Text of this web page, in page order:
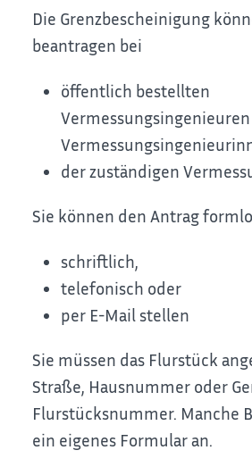
Die Grenzbescheinigung
beantragen bei
öffentlich bestellten
der zuständigen
Sie können den Antrag
schriftlich,
telefonisch oder
per E-Mail stellen
Sie müssen das Flurstück
Straße, Hausnummer oder
Flurstücksnummer. Manche
ein eigenes Formular an.